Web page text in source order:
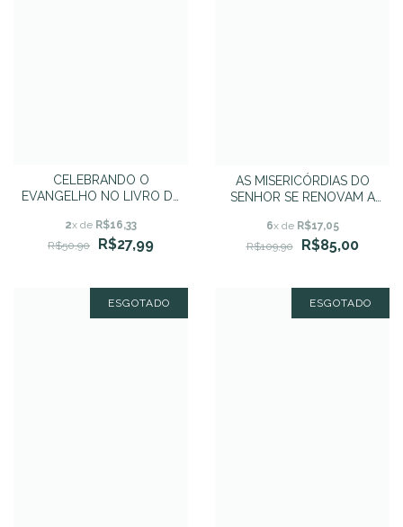
CELEBRANDO O
EVANGELHO NO LIVRO DE
Fitzpatrick
2x de R$16,33
R$50,90
R$27,99
AS MISERICÓRDIAS DO
SENHOR SE RENOVAM A
6x de R$17,05
R$109,90
R$85,00
ESGOTADO ESGOTADO